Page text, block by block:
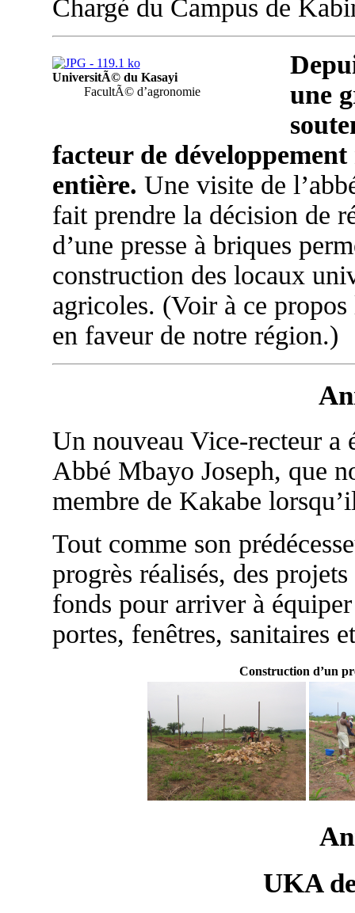
Chargé du Campus de
UniversitÃ© du Kasayi
FacultÃ© d’agronomie
une
facteur de
entière. Une visite de
fait prendre la décision de
d’une presse à briques
construction des locaux
agricoles. (Voir à ce
en faveur de notre région.)
Un nouveau Vice-recteur a
Abbé Mbayo Joseph, que
membre de Kakabe
Tout comme son
progrès réalisés, des
fonds pour arriver à
portes, fenêtres, sanitaires
Construction d’un
UKA